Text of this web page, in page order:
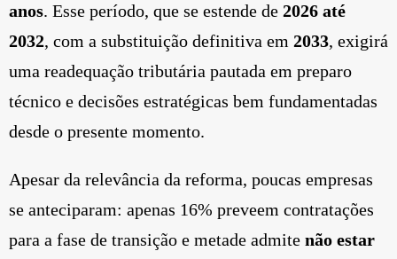
anos. Esse período, que se estende de 2026 até
2032, com a substituição definitiva em 2033, exigirá
uma readequação tributária pautada em preparo
técnico e decisões estratégicas bem fundamentadas
desde o presente momento.
Apesar da relevância da reforma, poucas empresas
se anteciparam: apenas 16% preveem contratações
para a fase de transição e metade admite não estar